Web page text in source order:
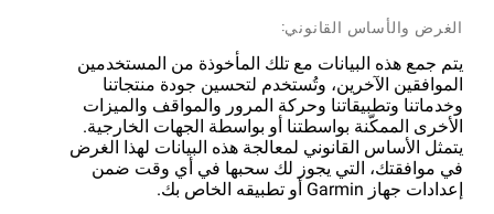
الغرض والأساس القانوني:
يتم جمع هذه البيانات مع تلك المأخوذة من المستخدمين
الموافقين الآخرين، وتُستخدم لتحسين جودة منتجاتنا
وخدماتنا وتطبيقاتنا وحركة المرور والمواقف والميزات
الأخرى الممكّنة بواسطتنا أو بواسطة الجهات الخارجية.
يتمثل الأساس القانوني لمعالجة هذه البيانات لهذا الغرض
في موافقتك، التي يجوز لك سحبها في أي وقت ضمن
إعدادات جهاز Garmin أو تطبيقه الخاص بك.